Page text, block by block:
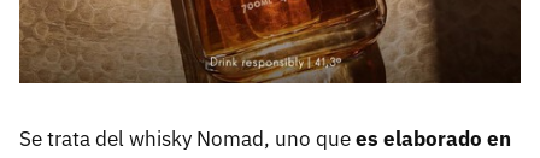
Se trata del whisky Nomad, uno quees elaborado en